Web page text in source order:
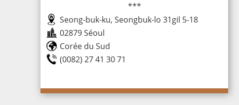
***
Seong-buk-ku, Seongbuk-lo 31gil 5-18
02879 Séoul
Corée du Sud
(0082) 27 41 30 71